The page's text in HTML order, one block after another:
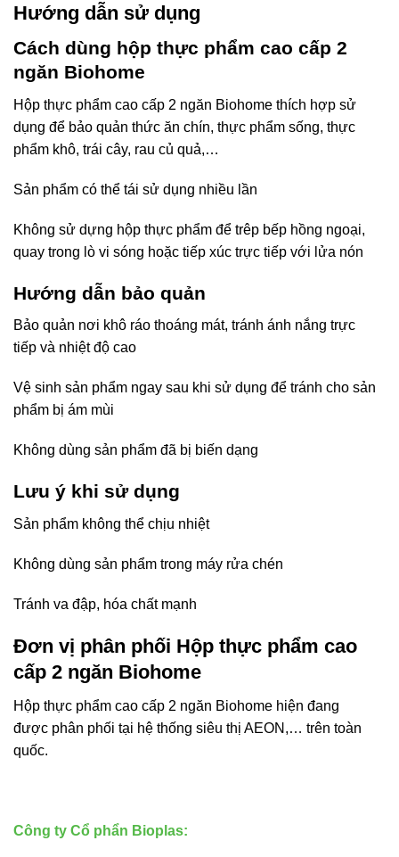
Hướng dẫn sử dụng
Cách dùng hộp thực phẩm cao cấp 2
ngăn Biohome
Hộp thực phẩm cao cấp 2 ngăn Biohome thích hợp sử
dụng để bảo quản thức ăn chín, thực phẩm sống, thực
phẩm khô, trái cây, rau củ quả,…
Sản phẩm có thể tái sử dụng nhiều lần
Không sử dựng hộp thực phẩm để trêp bếp hồng ngoại,
quay trong lò vi sóng hoặc tiếp xúc trực tiếp với lửa nón
Hướng dẫn bảo quản
Bảo quản nơi khô ráo thoáng mát, tránh ánh nắng trực
tiếp và nhiệt độ cao
Vệ sinh sản phẩm ngay sau khi sử dụng để tránh cho sản
phẩm bị ám mùi
Không dùng sản phẩm đã bị biến dạng
Lưu ý khi sử dụng
Sản phẩm không thể chịu nhiệt
Không dùng sản phẩm trong máy rửa chén
Tránh va đập, hóa chất mạnh
Đơn vị phân phối Hộp thực phẩm cao
cấp 2 ngăn Biohome
Hộp thực phẩm cao cấp 2 ngăn Biohome hiện đang
được phân phối tại hệ thống siêu thị AEON,… trên toàn
quốc.
Công ty Cổ phẩn Bioplas: